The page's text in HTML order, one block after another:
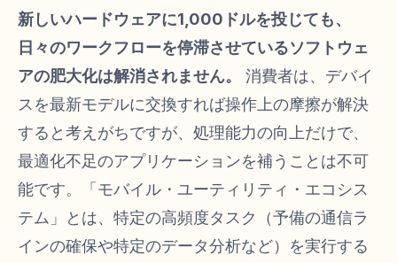
新しいハードウェアに1,000ドルを投じても、
日々のワークフローを停滞させているソフトウェ
アの肥大化は解消されません。
消費者は、デバイ
スを最新モデルに交換すれば操作上の摩擦が解決
すると考えがちですが、処理能力の向上だけで、
最適化不足のアプリケーションを補うことは不可
能です。「モバイル・ユーティリティ・エコシス
テム」とは、特定の高頻度タスク（予備の通信ラ
インの確保や特定のデータ分析など）を実行する